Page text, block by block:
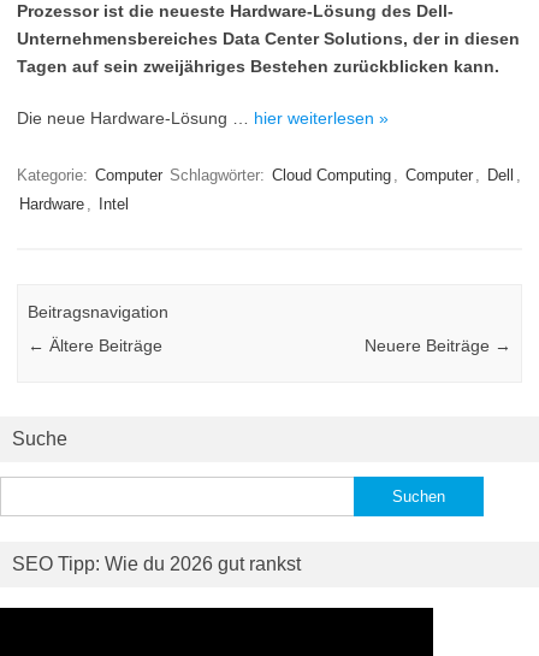
Prozessor ist die neueste Hardware-Lösung des Dell-
Unternehmensbereiches Data Center Solutions, der in diesen
Tagen auf sein zweijähriges Bestehen zurückblicken kann.
Die neue Hardware-Lösung … hier weiterlesen »
Kategorie: Computer Schlagwörter: Cloud Computing , Computer , Dell ,
Hardware , Intel
Beitragsnavigation
← Ältere Beiträge Neuere Beiträge →
Suche
nach:
SEO Tipp: Wie du 2026 gut rankst